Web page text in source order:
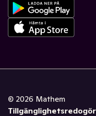
© 2026 Mathem